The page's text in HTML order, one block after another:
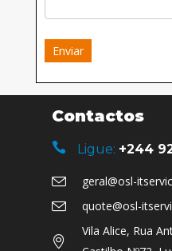
Enviar
Contactos
Ligue: +244
geral@osl-
quote@osl-
Vila Alice, Rua